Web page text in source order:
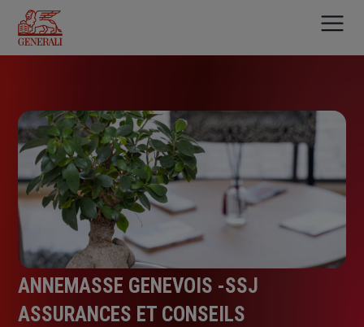
contenu
principal
ANNEMASSE GENEVOIS -SSJ
ASSURANCES ET CONSEILS